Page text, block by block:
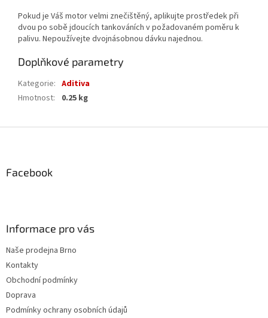
Pokud je Váš motor velmi znečištěný, aplikujte prostředek při
dvou po sobě jdoucích tankováních v požadovaném poměru k
palivu. Nepoužívejte dvojnásobnou dávku najednou.
Doplňkové parametry
Kategorie: Aditiva
Hmotnost: 0.25 kg
Facebook
Informace pro vás
Naše prodejna Brno
Kontakty
Obchodní podmínky
Doprava
Podmínky ochrany osobních údajů